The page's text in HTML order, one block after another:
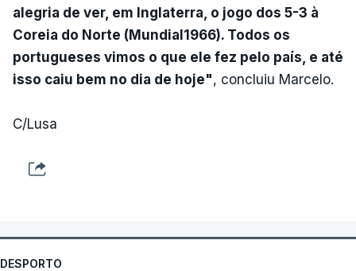
alegria de ver, em Inglaterra, o jogo dos 5-3 à
Coreia do Norte (Mundial1966). Todos os
portugueses vimos o que ele fez pelo país, e até
isso caiu bem no dia de hoje", concluiu Marcelo.
C/Lusa
DESPORTO